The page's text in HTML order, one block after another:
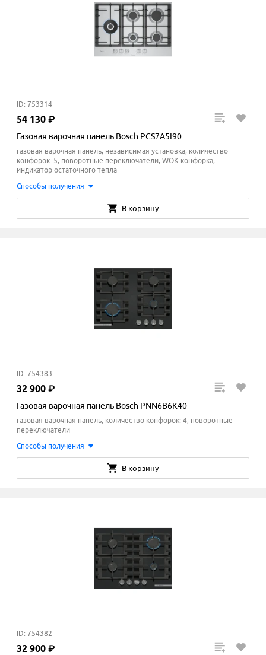
ID: 753314
54 130 ₽
Газовая варочная панель Bosch PCS7A5I90
газовая варочная панель, независимая установка, количество
конфорок: 5, поворотные переключатели, WOK конфорка,
индикатор остаточного тепла
Способы получения
В корзину
ID: 754383
32 900 ₽
Газовая варочная панель Bosch PNN6B6K40
газовая варочная панель, количество конфорок: 4, поворотные
переключатели
Способы получения
В корзину
ID: 754382
32 900 ₽